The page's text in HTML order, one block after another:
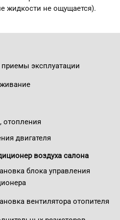
эксплуатации
отопления
двигателя
воздуха салона
блока управления
вентилятора отопителя
жидкости не ощущается).